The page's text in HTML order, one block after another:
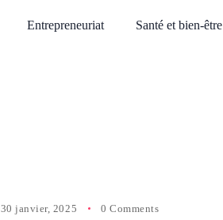
Entrepreneuriat Santé et bien-être
30 janvier, 2025 0 Comments